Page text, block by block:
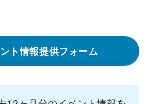
ト情報提供フォーム